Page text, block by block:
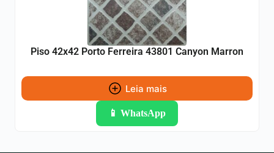
Piso 42x42 Porto Ferreira 43801 Canyon Marron
Leia mais
📱 WhatsApp